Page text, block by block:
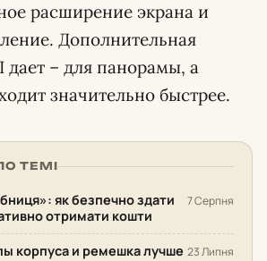
расширение экрана и
Дополнительная
дает – для панорамы, а
значительно быстрее.
ТЕМІ
як безпечно здати
отримати кошти
7 Серпня
корпуса и ремешка лучше 23 Липня